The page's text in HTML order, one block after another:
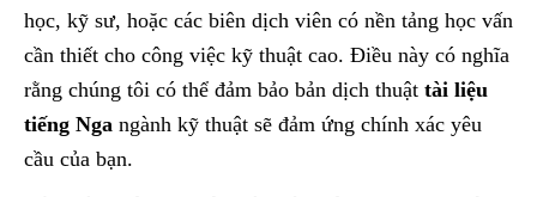
học, kỹ sư, hoặc các biên dịch viên có nền tảng học vấn
cần thiết cho công việc kỹ thuật cao. Điều này có nghĩa
rằng chúng tôi có thể đảm bảo bản dịch thuật tài liệu
tiếng Nga ngành kỹ thuật sẽ đảm ứng chính xác yêu
cầu của bạn.